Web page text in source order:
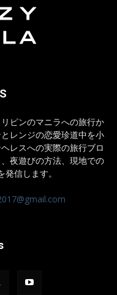
ピンのマニラへの旅行か
レンジの恋愛珍道中を小
レスへの実際の旅行ブロ
夜遊びの方法、現地での
信します。